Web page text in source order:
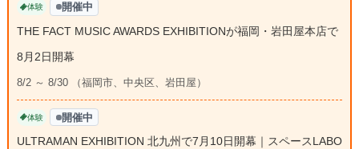
体験 開催中
THE FACT MUSIC AWARDS EXHIBITIONが福岡・岩田屋本店で
8月2日開幕
8/2 ～ 8/30 （福岡市、中央区、岩田屋）
体験 開催中
ULTRAMAN EXHIBITION 北九州で7月10日開幕｜スペースLABO